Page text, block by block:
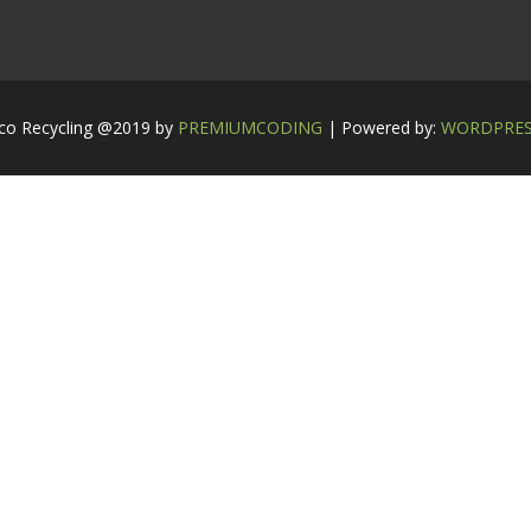
Recycling @2019 by PREMIUMCODING | Powered by: